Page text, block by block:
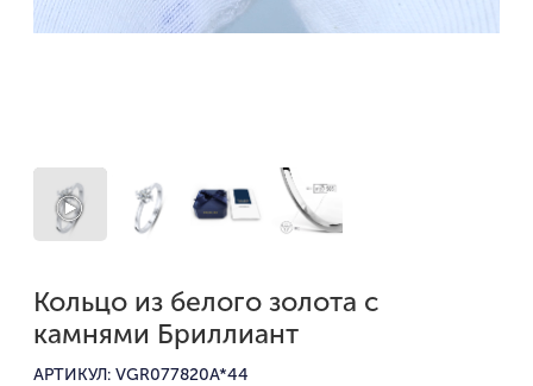
Кольцо из белого золота с
камнями Бриллиант
АРТИКУЛ: VGR077820A*44